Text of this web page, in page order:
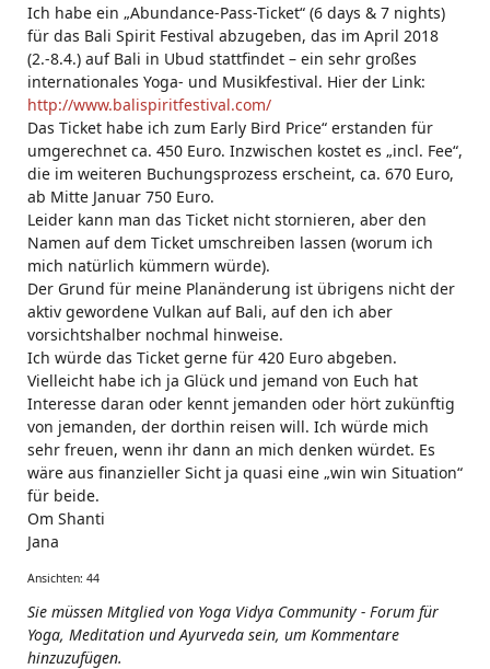
Ich habe ein „Abundance-Pass-Ticket“ (6 days & 7 nights)
für das Bali Spirit Festival abzugeben, das im April 2018
(2.-8.4.) auf Bali in Ubud stattfindet – ein sehr großes
internationales Yoga- und Musikfestival. Hier der Link:
http://www.balispiritfestival.com/
Das Ticket habe ich zum Early Bird Price“ erstanden für
umgerechnet ca. 450 Euro. Inzwischen kostet es „incl. Fee“,
die im weiteren Buchungsprozess erscheint, ca. 670 Euro,
ab Mitte Januar 750 Euro.
Leider kann man das Ticket nicht stornieren, aber den
Namen auf dem Ticket umschreiben lassen (worum ich
mich natürlich kümmern würde).
Der Grund für meine Planänderung ist übrigens nicht der
aktiv gewordene Vulkan auf Bali, auf den ich aber
vorsichtshalber nochmal hinweise.
Ich würde das Ticket gerne für 420 Euro abgeben.
Vielleicht habe ich ja Glück und jemand von Euch hat
Interesse daran oder kennt jemanden oder hört zukünftig
von jemanden, der dorthin reisen will. Ich würde mich
sehr freuen, wenn ihr dann an mich denken würdet. Es
wäre aus finanzieller Sicht ja quasi eine „win win Situation“
für beide.
Om Shanti
Jana
Ansichten: 44
Sie müssen Mitglied von Yoga Vidya Community - Forum für
Yoga, Meditation und Ayurveda sein, um Kommentare
hinzuzufügen.